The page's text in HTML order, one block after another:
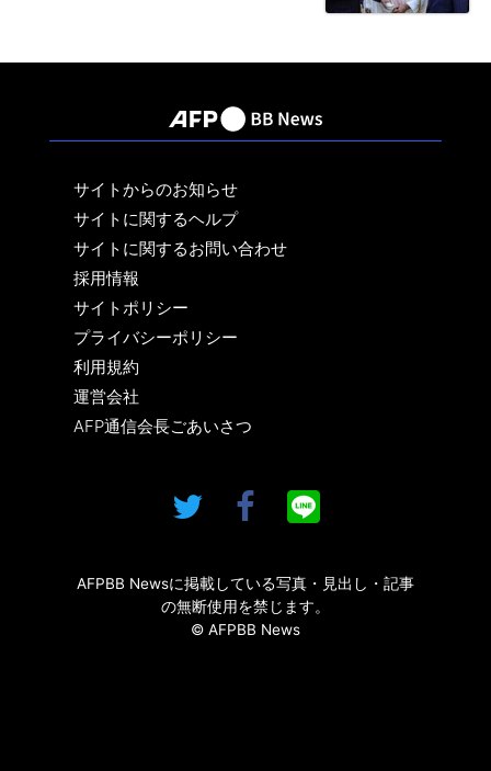
サイトからのお知らせ
サイトに関するヘルプ
サイトに関するお問い合わせ
採用情報
サイトポリシー
プライバシーポリシー
利用規約
運営会社
AFP通信会長ごあいさつ
AFPBB Newsに掲載している写真・見出し・記事
の無断使用を禁じます。
© AFPBB News